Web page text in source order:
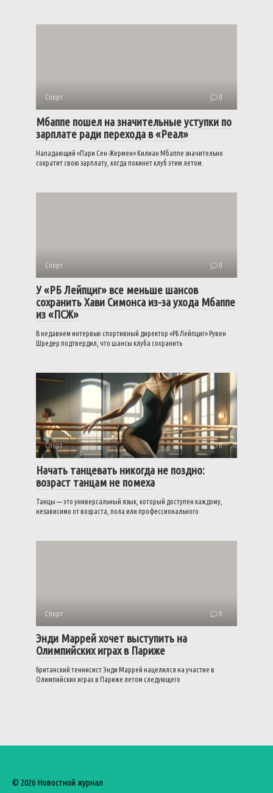
Спорт 0
Мбаппе пошел на значительные уступки по
зарплате ради перехода в «Реал»
Нападающий «Пари Сен-Жермен» Килиан Мбаппе значительно
сократит свою зарплату, когда покинет клуб этим летом.
Спорт 0
У «РБ Лейпциг» все меньше шансов
сохранить Хави Симонса из-за ухода Мбаппе
из «ПСЖ»
В недавнем интервью спортивный директор «РБ Лейпциг» Рувен
Шредер подтвердил, что шансы клуба сохранить
Спорт 0
Начать танцевать никогда не поздно:
возраст танцам не помеха
Танцы — это универсальный язык, который доступен каждому,
независимо от возраста, пола или профессионального
Спорт 0
Энди Маррей хочет выступить на
Олимпийских играх в Париже
Британский теннисист Энди Маррей нацелился на участие в
Олимпийских играх в Париже летом следующего
© 2026 Новостной журнал